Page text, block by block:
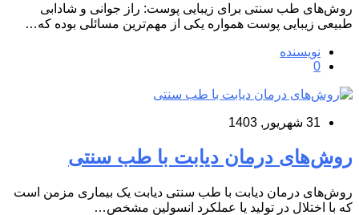
روش‌های طب سنتی برای زیبایی پوست: راز جوانی و شادابی
طبیعی زیبایی پوست همواره یکی از مهم‌ترین مسائلی بوده که…
نویسنده
0
31 شهریور, 1403
روش‌های درمان دیابت با طب سنتی
روش‌های درمان دیابت با طب سنتی دیابت یک بیماری مزمن است
که با اختلال در تولید یا عملکرد انسولین مشخص…